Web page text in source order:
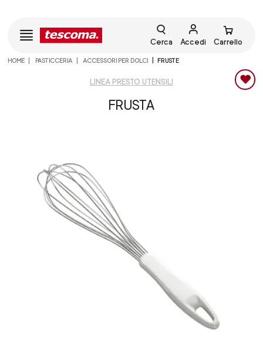
Cerca Accedi Carrello
HOME PASTICCERIA ACCESSORI PER DOLCI FRUSTE
LINEA PRESTO UTENSILI
FRUSTA